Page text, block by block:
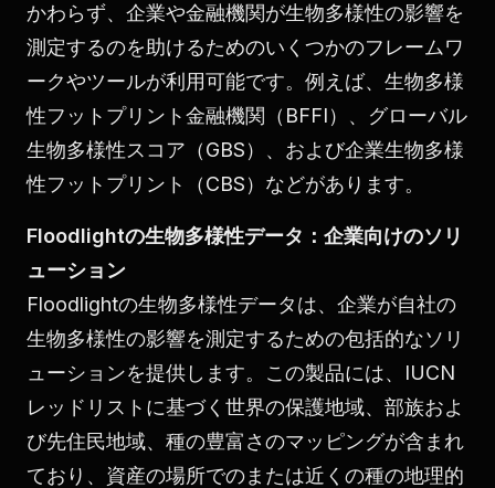
かわらず、企業や金融機関が生物多様性の影響を
測定するのを助けるためのいくつかのフレームワ
ークやツールが利用可能です。例えば、生物多様
性フットプリント金融機関（BFFI）、グローバル
生物多様性スコア（GBS）、および企業生物多様
性フットプリント（CBS）などがあります。
Floodlightの生物多様性データ：企業向けのソリ
ューション
Floodlightの生物多様性データは、企業が自社の
生物多様性の影響を測定するための包括的なソリ
ューションを提供します。この製品には、IUCN
レッドリストに基づく世界の保護地域、部族およ
び先住民地域、種の豊富さのマッピングが含まれ
ており、資産の場所でのまたは近くの種の地理的